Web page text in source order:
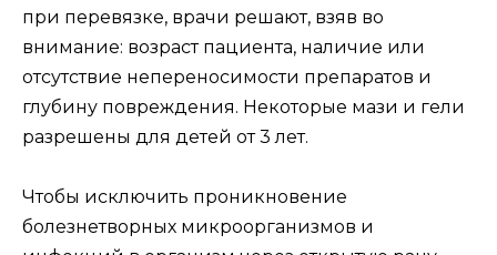
при перевязке, врачи решают, взяв во
внимание: возраст пациента, наличие или
отсутствие непереносимости препаратов и
глубину повреждения. Некоторые мази и гели
разрешены для детей от 3 лет.
Чтобы исключить проникновение
болезнетворных микроорганизмов и